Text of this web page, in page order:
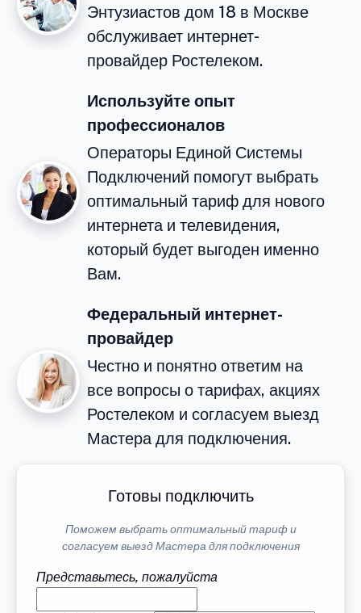
Энтузиастов дом 18 в Москве
обслуживает интернет-
провайдер Ростелеком.
Используйте опыт
профессионалов
Операторы Единой Системы
Подключений помогут выбрать
оптимальный тариф для нового
интернета и телевидения,
который будет выгоден именно
Вам.
Федеральный интернет-
провайдер
Честно и понятно ответим на
все вопросы о тарифах, акциях
Ростелеком и согласуем выезд
Мастера для подключения.
Готовы подключить
Поможем выбрать оптимальный тариф и
согласуем выезд Мастера для подключения
Представьтесь, пожалуйста